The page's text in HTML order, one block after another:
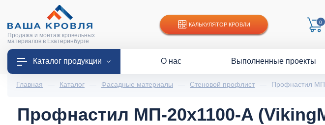
Продажа и монтаж кровельных
материалов в Екатеринбурге
КАЛЬКУЛЯТОР КРОВЛИ 0
Каталог продукции О нас Выполненные проекты
Главная — Каталог — Фасадные материалы — Стеновой профлист — Профнастил
Профнастил МП-20x1100-A